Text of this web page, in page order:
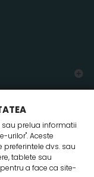
prelua informatii
urilor". Aceste
preferintele dvs. sau
tablete sau
a face ca site-